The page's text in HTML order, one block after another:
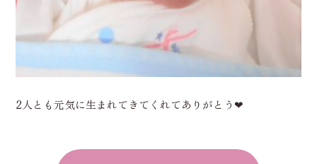
2人とも元気に生まれてきてくれてありがとう❤